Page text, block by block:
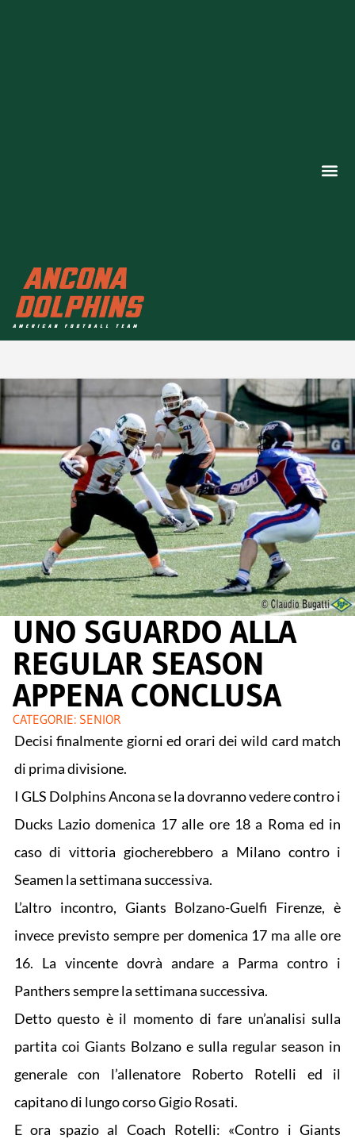
UNO SGUARDO ALLA
REGULAR SEASON
APPENA CONCLUSA
CATEGORIE: SENIOR
Decisi finalmente giorni ed orari dei wild card match
di prima divisione.
I GLS Dolphins Ancona se la dovranno vedere contro i
Ducks Lazio domenica 17 alle ore 18 a Roma ed in
caso di vittoria giocherebbero a Milano contro i
Seamen la settimana successiva.
L’altro incontro, Giants Bolzano-Guelfi Firenze, è
invece previsto sempre per domenica 17 ma alle ore
16. La vincente dovrà andare a Parma contro i
Panthers sempre la settimana successiva.
Detto questo è il momento di fare un’analisi sulla
partita coi Giants Bolzano e sulla regular season in
generale con l’allenatore Roberto Rotelli ed il
capitano di lungo corso Gigio Rosati.
E ora spazio al Coach Rotelli: «Contro i Giants